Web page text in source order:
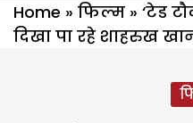
Home » फिल्म » ‘टेड
दिखा पा रहे शाहरुख